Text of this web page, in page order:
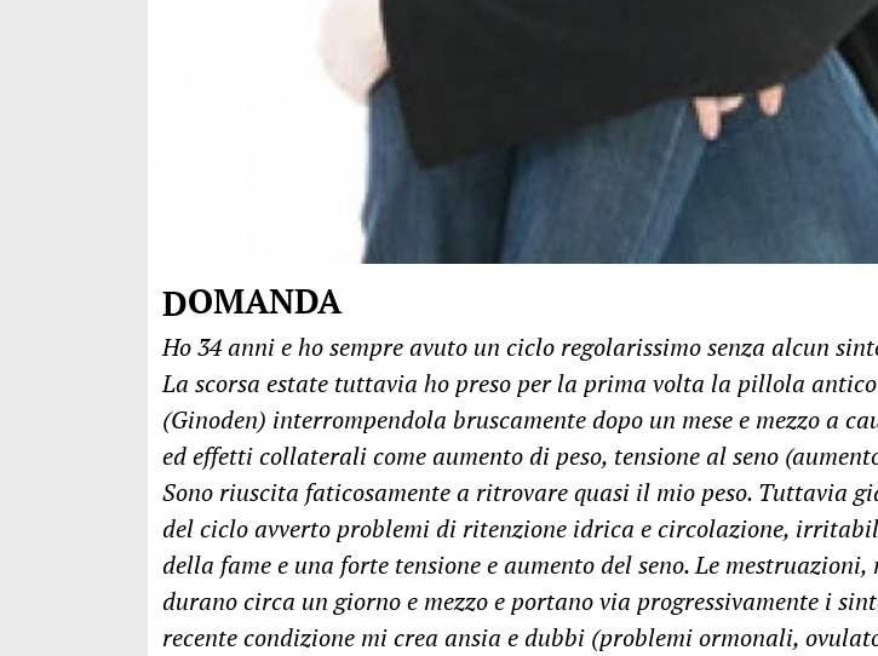
DOMANDA
Ho 34 anni e ho sempre avuto un ciclo regolarissimo senza alcun
La scorsa estate tuttavia ho preso per la prima volta la pillola
(Ginoden) interrompendola bruscamente dopo un mese e mezzo a
ed effetti collaterali come aumento di peso, tensione al seno
Sono riuscita faticosamente a ritrovare quasi il mio peso. Tuttavia
del ciclo avverto problemi di ritenzione idrica e circolazione,
della fame e una forte tensione e aumento del seno. Le mestruazioni,
durano circa un giorno e mezzo e portano via progressivamente i
recente condizione mi crea ansia e dubbi (problemi ormonali,